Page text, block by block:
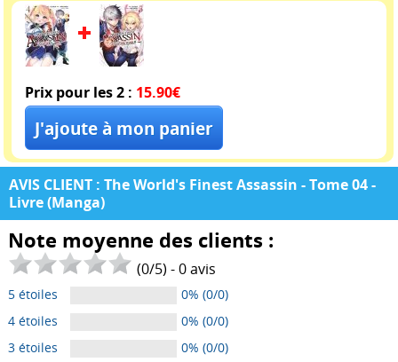
Prix pour les 2 : 15.90€
AVIS CLIENT : The World's Finest Assassin - Tome 04 -
Livre (Manga)
Note moyenne des clients :
(0/5) -0avis
5 étoiles
0% (0/0)
4 étoiles
0% (0/0)
3 étoiles
0% (0/0)